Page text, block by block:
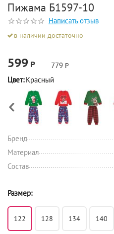
Пижама Б1597-10
Написать отзыв
в наличии достаточно
599 Р 779 Р
Цвет: Красный
Бренд
Материал
Состав
Размер:
122 128 134 140